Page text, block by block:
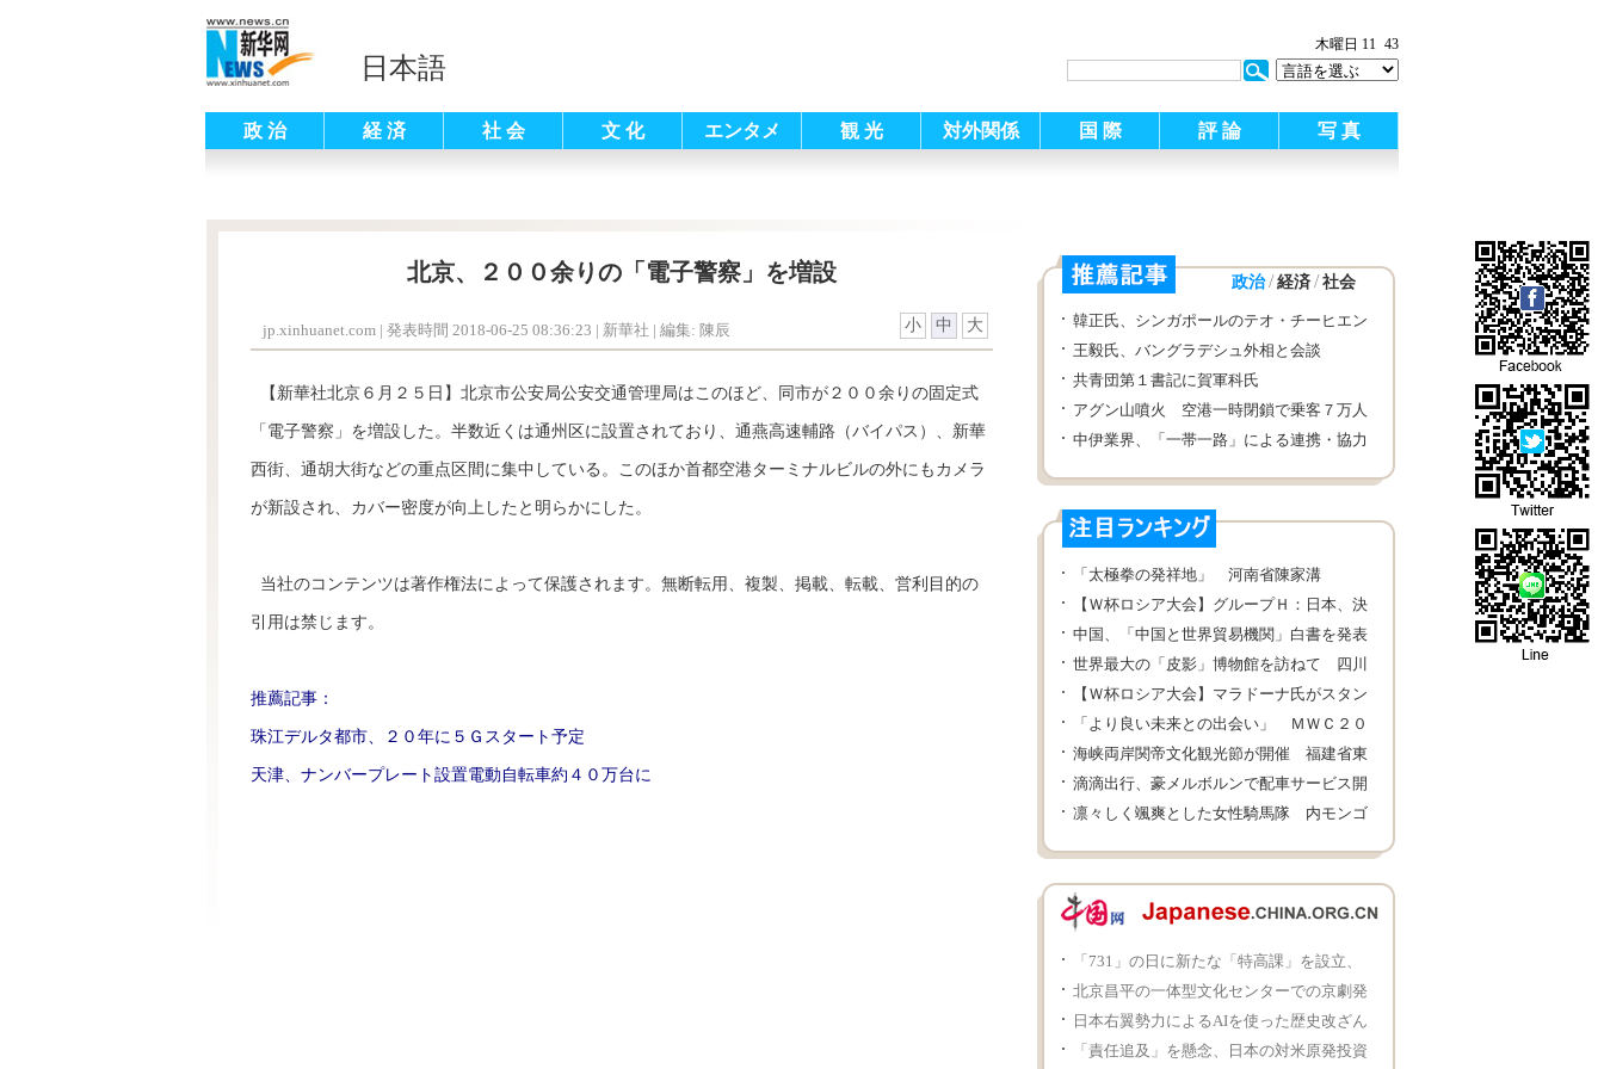
日本語
木曜日 11 43
政 治 経 済 社 会 文 化 エンタメ 観 光 対外関係 国 際 評 論 写 真
北京、２００余りの「電子警察」を増設
jp.xinhuanet.com | 発表時間 2018-06-25 08:36:23 | 新華社 | 編集: 陳辰 小 中 大
【新華社北京６月２５日】北京市公安局公安交通管理局はこのほど、同市が２００余りの固定式
「電子警察」を増設した。半数近くは通州区に設置されており、通燕高速輔路（バイパス）、新華
西街、通胡大街などの重点区間に集中している。このほか首都空港ターミナルビルの外にもカメラ
が新設され、カバー密度が向上したと明らかにした。
当社のコンテンツは著作権法によって保護されます。無断転用、複製、掲載、転載、営利目的の
引用は禁じます。
推薦記事：
珠江デルタ都市、２０年に５Ｇスタート予定
天津、ナンバープレート設置電動自転車約４０万台に
政治 / 経済 / 社会
韓正氏、シンガポールのテオ・チーヒエン
副首相と会見
王毅氏、バングラデシュ外相と会談
共青団第１書記に賀軍科氏
アグン山噴火 空港一時閉鎖で乗客７万人
足止め インドネシア
中伊業界、「一帯一路」による連携・協力
「太極拳の発祥地」 河南省陳家溝
【Ｗ杯ロシア大会】グループＨ：日本、決
勝Ｔ進出
中国、「中国と世界貿易機関」白書を発表
世界最大の「皮影」博物館を訪ねて 四川
省成都市
【Ｗ杯ロシア大会】マラドーナ氏がスタン
ドに登場
「より良い未来との出会い」 ＭＷＣ２０
１８開幕
海峡両岸関帝文化観光節が開催 福建省東
山県
滴滴出行、豪メルボルンで配車サービス開
始
凛々しく颯爽とした女性騎馬隊 内モンゴ